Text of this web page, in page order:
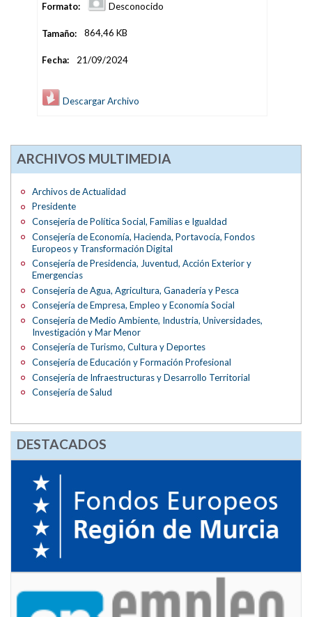
Formato: Desconocido
Tamaño: 864,46 KB
Fecha: 21/09/2024
Descargar Archivo
ARCHIVOS MULTIMEDIA
Archivos de Actualidad
Presidente
Consejería de Política Social, Familias e Igualdad
Consejería de Economía, Hacienda, Portavocía, Fondos
Europeos y Transformación Digital
Consejería de Presidencia, Juventud, Acción Exterior y
Emergencias
Consejería de Agua, Agricultura, Ganadería y Pesca
Consejería de Empresa, Empleo y Economía Social
Consejería de Medio Ambiente, Industria, Universidades,
Investigación y Mar Menor
Consejería de Turismo, Cultura y Deportes
Consejería de Educación y Formación Profesional
Consejería de Infraestructuras y Desarrollo Territorial
Consejería de Salud
DESTACADOS